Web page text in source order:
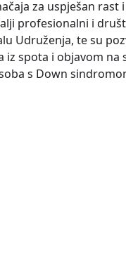
za uspješan
profesionalni i
Udruženja, te su
iz spota i objavom
s Down